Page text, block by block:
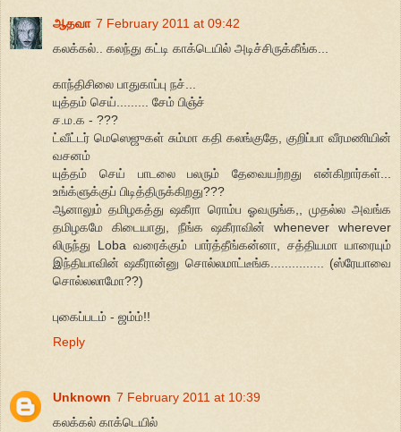
ஆதவா 7 February 2011 at 09:42
கலக்கல்.. கலந்து கட்டி காக்டெயில் அடிச்சிருக்கீங்க...
காந்திசிலை பாதுகாப்பு நச்...
யுத்தம் செய்......... சேம் பிஞ்ச்
ச.ம.க - ???
ட்வீட்டர் மெஸெஜுகள் சும்மா கதி கலங்குதே, குறிப்பா வீரமணியின்
வசனம்
யுத்தம் செய் பாடலை பலரும் தேவையற்றது என்கிறார்கள்...
உங்க்ளுக்குப் பிடித்திருக்கிறது???
ஆனாலும் தமிழகத்து ஷகீரா ரொம்ப ஓவருங்க,, முதல்ல அவங்க
தமிழகமே கிடையாது, நீங்க ஷகீராவின் whenever wherever
லிருந்து Loba வரைக்கும் பார்த்தீங்கன்னா, சத்தியமா யாரையும்
இந்தியாவின் ஷகீரான்னு சொல்லமாட்டீங்க............... (ஸ்ரேயாவை
சொல்லலாமோ??)
புகைப்படம் - ஜம்ம்!!
Reply
Unknown 7 February 2011 at 10:39
கலக்கல் காக்டெயில்